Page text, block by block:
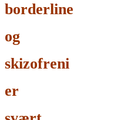
borderline
og
skizofreni
er